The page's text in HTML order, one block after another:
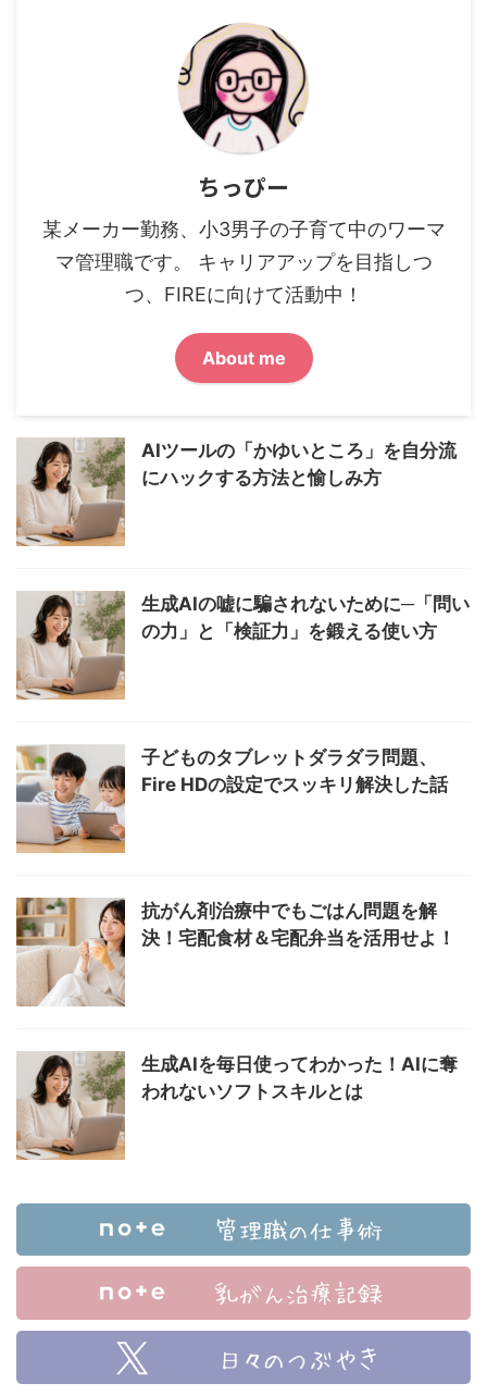
ちっぴー
某メーカー勤務、小3男子の子育て中のワーマ
マ管理職です。 キャリアアップを目指しつ
つ、FIREに向けて活動中！
About me
AIツールの「かゆいところ」を自分流
にハックする方法と愉しみ方
生成AIの嘘に騙されないために─「問い
の力」と「検証力」を鍛える使い方
子どものタブレットダラダラ問題、
Fire HDの設定でスッキリ解決した話
抗がん剤治療中でもごはん問題を解
決！宅配食材＆宅配弁当を活用せよ！
生成AIを毎日使ってわかった！AIに奪
われないソフトスキルとは